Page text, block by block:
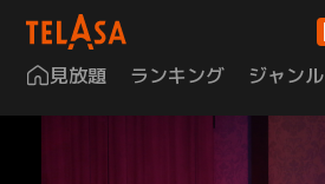
見放題 ランキング ジャンル